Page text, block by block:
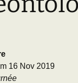
Les Travaux de
16 Nov 2019